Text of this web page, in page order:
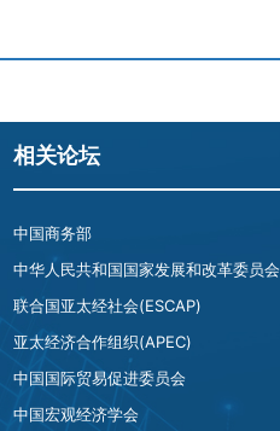
相关论坛
中国商务部
中华人民共和国国家发展和改革委员会
联合国亚太经社会(ESCAP)
亚太经济合作组织(APEC)
中国国际贸易促进委员会
中国宏观经济学会